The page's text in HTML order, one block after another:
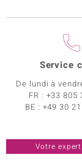
Service
De lundi à
FR : +33 805
BE : +49 30
Votre